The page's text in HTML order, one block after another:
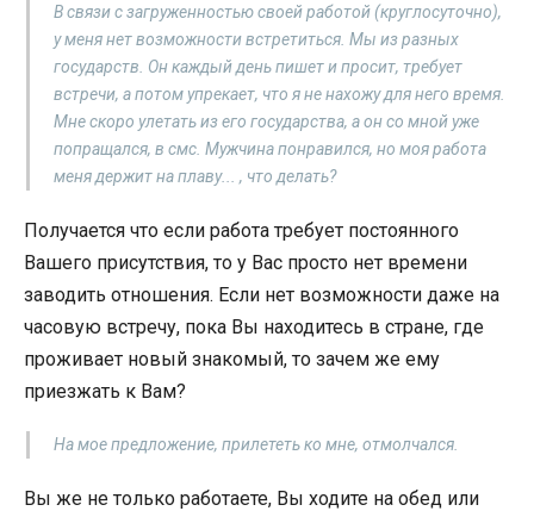
В связи с загруженностью своей работой (круглосуточно),
у меня нет возможности встретиться. Мы из разных
государств. Он каждый день пишет и просит, требует
встречи, а потом упрекает, что я не нахожу для него время.
Мне скоро улетать из его государства, а он со мной уже
попращался, в смс. Мужчина понравился, но моя работа
меня держит на плаву... , что делать?
Получается что если работа требует постоянного
Вашего присутствия, то у Вас просто нет времени
заводить отношения. Если нет возможности даже на
часовую встречу, пока Вы находитесь в стране, где
проживает новый знакомый, то зачем же ему
приезжать к Вам?
На мое предложение, прилететь ко мне, отмолчался.
Вы же не только работаете, Вы ходите на обед или